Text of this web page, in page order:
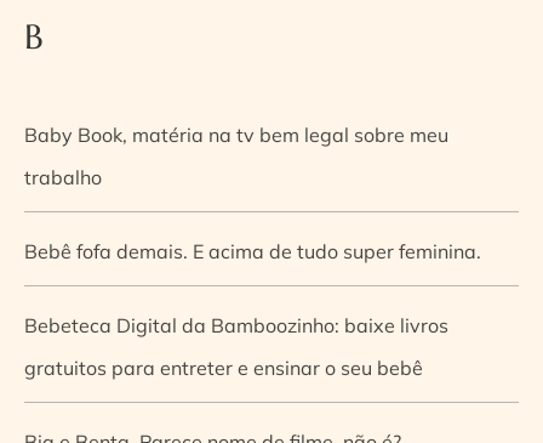
B
Baby Book, matéria na tv bem legal sobre meu
trabalho
Bebê fofa demais. E acima de tudo super feminina.
Bebeteca Digital da Bamboozinho: baixe livros
gratuitos para entreter e ensinar o seu bebê